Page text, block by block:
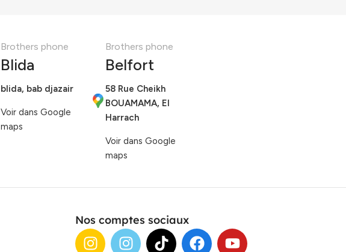
Brothers phone
Blida
blida, bab djazair
Voir dans Google
maps
Brothers phone
Belfort
58 Rue Cheikh
BOUAMAMA, El
Harrach
Voir dans Google
maps
Nos comptes sociaux